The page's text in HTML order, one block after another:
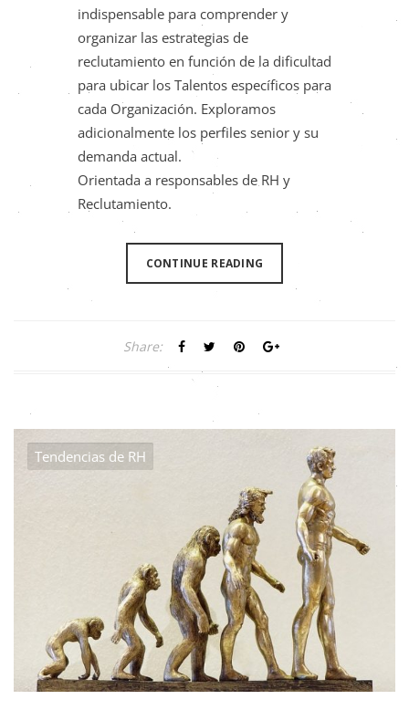
indispensable para comprender y
organizar las estrategias de
reclutamiento en función de la dificultad
para ubicar los Talentos específicos para
cada Organización. Exploramos
adicionalmente los perfiles senior y su
demanda actual.
Orientada a responsables de RH y
Reclutamiento.
CONTINUE READING
Share:
Tendencias de RH